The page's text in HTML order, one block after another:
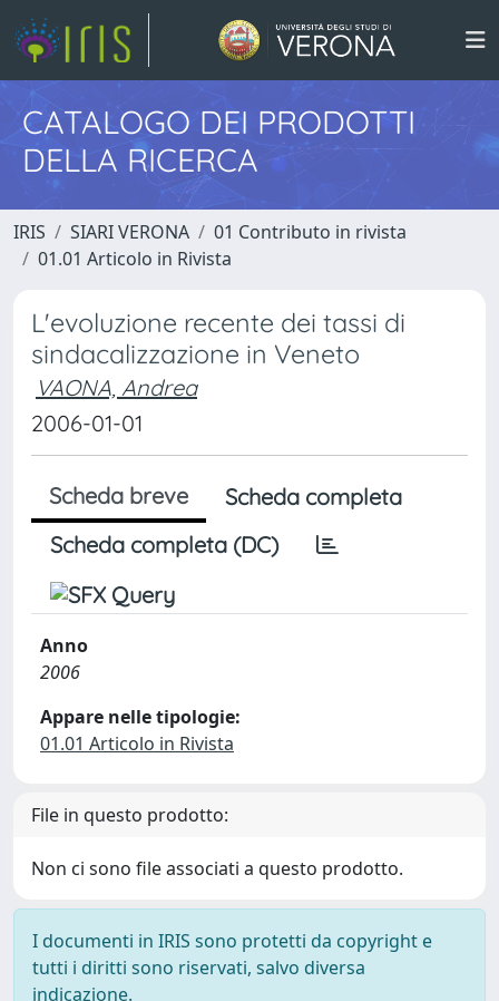
CATALOGO DEI PRODOTTI
DELLA RICERCA
IRIS SIARI VERONA
01 Contributo in rivista
01.01 Articolo in Rivista
L'evoluzione recente dei tassi di
sindacalizzazione in Veneto
VAONA, Andrea
2006-01-01
Scheda breve
Scheda completa
Scheda completa (DC)
Anno
2006
Appare nelle tipologie:
01.01 Articolo in Rivista
File in questo prodotto:
Non ci sono file associati a questo prodotto.
I documenti in IRIS sono protetti da copyright e
tutti i diritti sono riservati, salvo diversa
indicazione.